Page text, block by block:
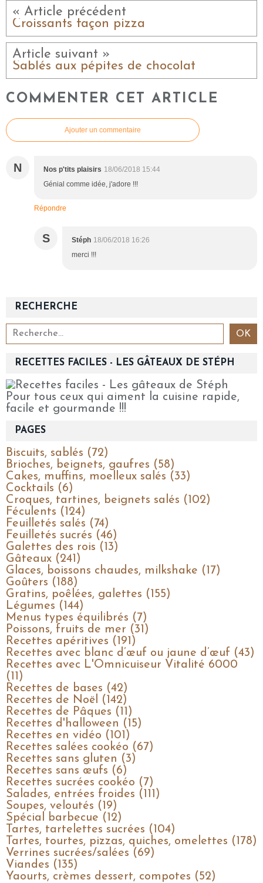
« Article précédent
Croissants façon pizza
Article suivant »
Sablés aux pépites de chocolat
COMMENTER CET ARTICLE
Ajouter un commentaire
N Nos p'tits plaisirs 18/06/2018 15:44
Génial comme idée, j'adore !!!
Répondre
S Stéph 18/06/2018 16:26
merci !!!
RECHERCHE
RECETTES FACILES - LES GÂTEAUX DE STÉPH
Pour tous ceux qui aiment la cuisine rapide,
facile et gourmande !!!
PAGES
Biscuits, sablés (72)
Brioches, beignets, gaufres (58)
Cakes, muffins, moelleux salés (33)
Cocktails (6)
Croques, tartines, beignets salés (102)
Féculents (124)
Feuilletés salés (74)
Feuilletés sucrés (46)
Galettes des rois (13)
Gâteaux (241)
Glaces, boissons chaudes, milkshake (17)
Goûters (188)
Gratins, poêlées, galettes (155)
Légumes (144)
Menus types équilibrés (7)
Poissons, fruits de mer (31)
Recettes apéritives (191)
Recettes avec blanc d’œuf ou jaune d’œuf (43)
Recettes avec L'Omnicuiseur Vitalité 6000
(11)
Recettes de bases (42)
Recettes de Noël (142)
Recettes de Pâques (11)
Recettes d'halloween (15)
Recettes en vidéo (101)
Recettes salées cookéo (67)
Recettes sans gluten (3)
Recettes sans œufs (6)
Recettes sucrées cookéo (7)
Salades, entrées froides (111)
Soupes, veloutés (19)
Spécial barbecue (12)
Tartes, tartelettes sucrées (104)
Tartes, tourtes, pizzas, quiches, omelettes (178)
Verrines sucrées/salées (69)
Viandes (135)
Yaourts, crèmes dessert, compotes (52)